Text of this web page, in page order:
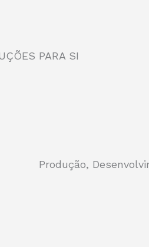
PARA SI
Produção,